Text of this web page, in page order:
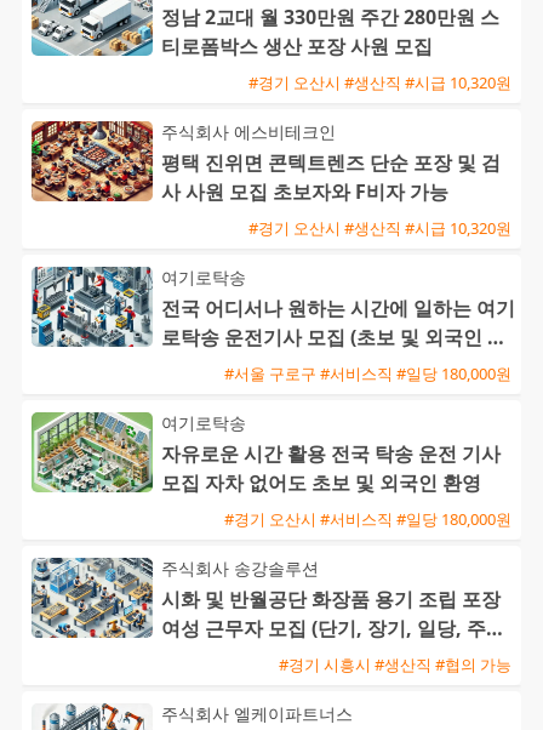
정남 2교대 월 330만원 주간 280만원 스
티로폼박스 생산 포장 사원 모집
#경기 오산시 #생산직 #시급 10,320원
주식회사 에스비테크인
평택 진위면 콘텍트렌즈 단순 포장 및 검
사 사원 모집 초보자와 F비자 가능
#경기 오산시 #생산직 #시급 10,320원
여기로탁송
전국 어디서나 원하는 시간에 일하는 여기
로탁송 운전기사 모집 (초보 및 외국인 환
#서울 구로구 #서비스직 #일당 180,000원
여기로탁송
자유로운 시간 활용 전국 탁송 운전 기사
모집 자차 없어도 초보 및 외국인 환영
#경기 오산시 #서비스직 #일당 180,000원
주식회사 송강솔루션
시화 및 반월공단 화장품 용기 조립 포장
여성 근무자 모집 (단기, 장기, 일당, 주급
#경기 시흥시 #생산직 #협의 가능
주식회사 엘케이파트너스